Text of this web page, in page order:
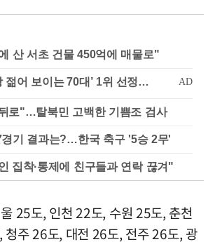
산 서초 건물 450억에 매물로"
로"…탈북민 고백한 기쁨조 검사
경기 결과는?…한국 축구 '5승 2무'
집착·통제에 친구들과 연락 끊겨"
25도, 인천 22도, 수원 25도, 춘천
주 26도, 대전 26도, 전주 26도, 광